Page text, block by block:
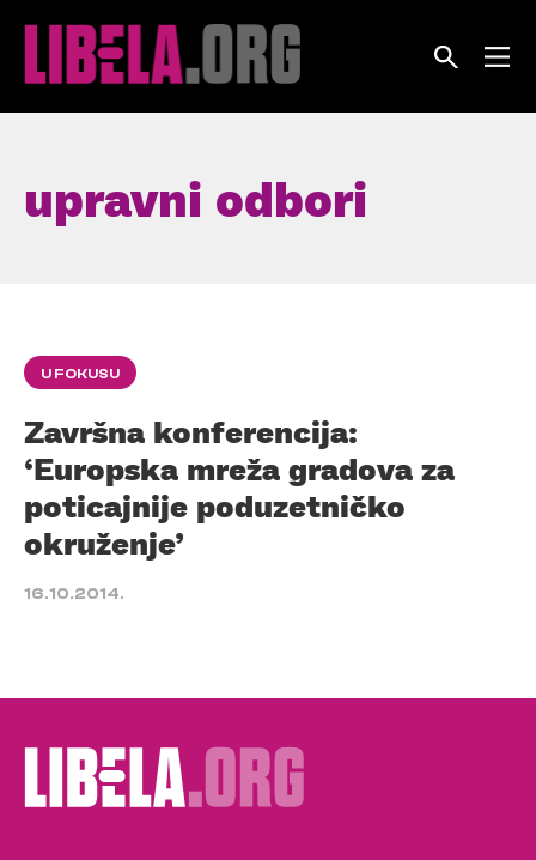
upravni odbori
U FOKUSU
Završna konferencija:
‘Europska mreža gradova za
poticajnije poduzetničko
okruženje’
16.10.2014.